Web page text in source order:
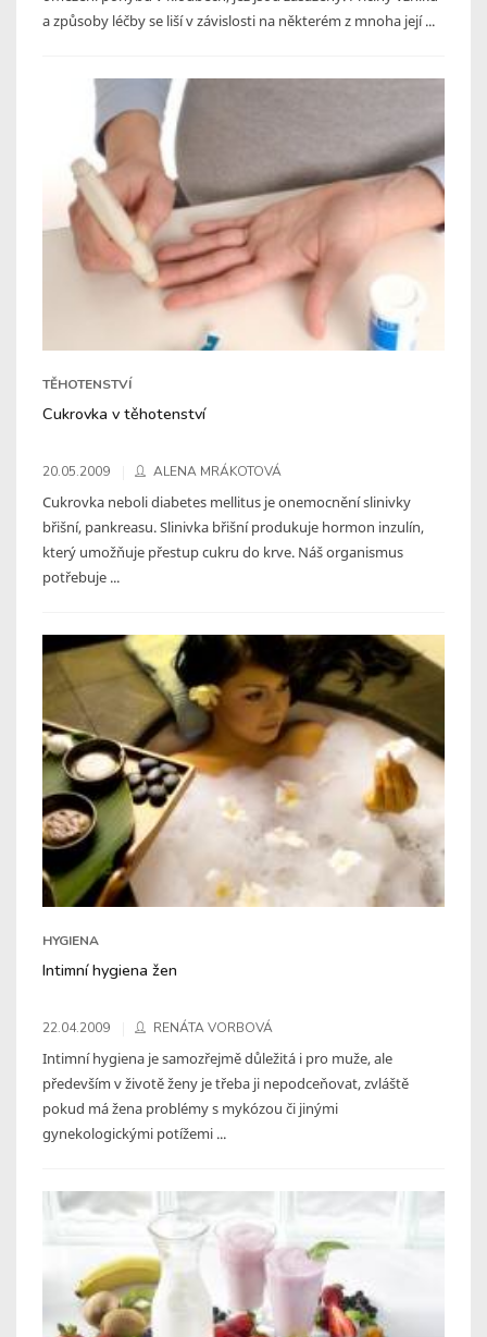
a způsoby léčby se liší v závislosti na některém z mnoha její ...
TĚHOTENSTVÍ
Cukrovka v těhotenství
20.05.2009 ALENA MRÁKOTOVÁ
Cukrovka neboli diabetes mellitus je onemocnění slinivky
břišní, pankreasu. Slinivka břišní produkuje hormon inzulín,
který umožňuje přestup cukru do krve. Náš organismus
potřebuje ...
HYGIENA
Intimní hygiena žen
22.04.2009 RENÁTA VORBOVÁ
Intimní hygiena je samozřejmě důležitá i pro muže, ale
především v životě ženy je třeba ji nepodceňovat, zvláště
pokud má žena problémy s mykózou či jinými
gynekologickými potížemi ...